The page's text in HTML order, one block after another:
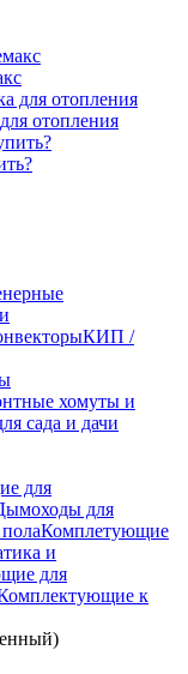
отопления
КИП /
хомуты и
сада и дачи
для
для
Комплетующие
и
для
к